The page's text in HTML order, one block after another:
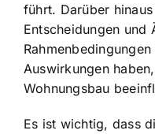
führt. Darüber
Entscheidungen und
Auswirkungen
Wohnungsbau
Es ist wichtig, dass